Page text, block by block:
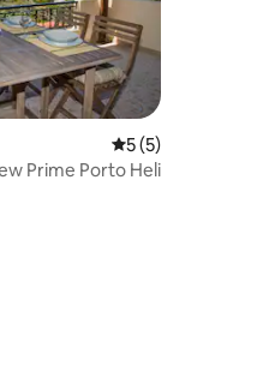
Prosječna
5 (5)
Prime Porto Heli